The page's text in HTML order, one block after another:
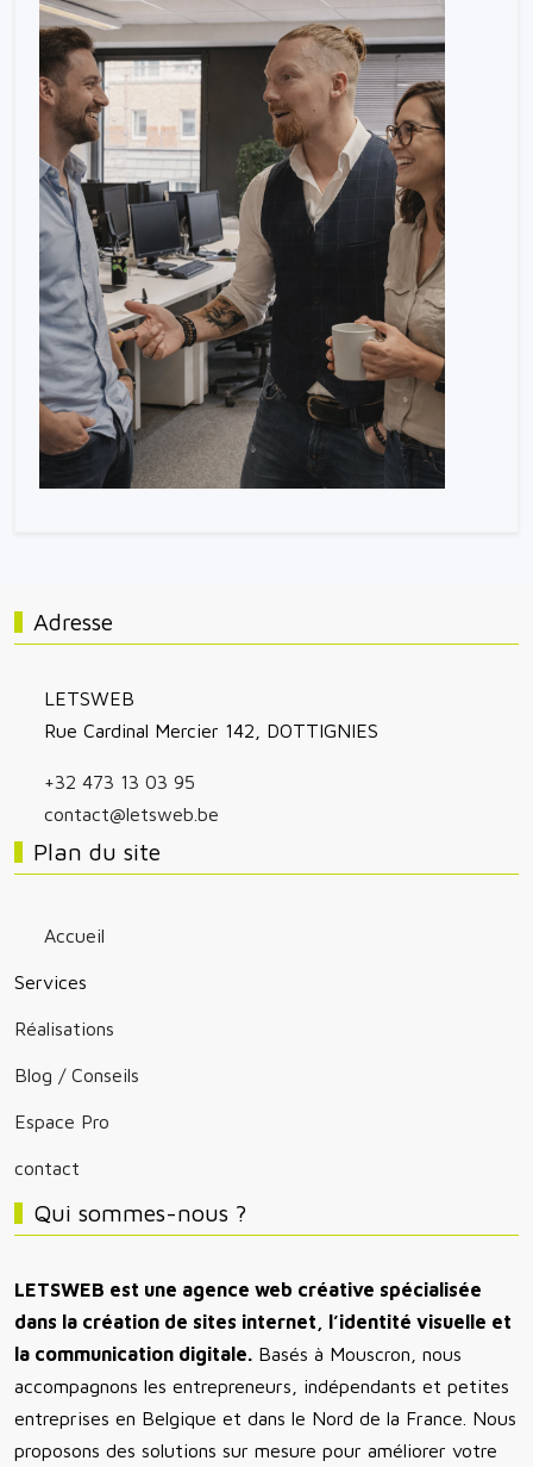
Adresse
LETSWEB
Rue Cardinal Mercier 142, DOTTIGNIES
+32 473 13 03 95
contact@letsweb.be
Plan du site
Accueil
Services
Réalisations
Blog / Conseils
Espace Pro
contact
Qui sommes-nous ?
LETSWEB est une agence web créative spécialisée
dans la création de sites internet, l’identité visuelle et
la communication digitale. Basés à Mouscron, nous
accompagnons les entrepreneurs, indépendants et petites
entreprises en Belgique et dans le Nord de la France. Nous
proposons des solutions sur mesure pour améliorer votre